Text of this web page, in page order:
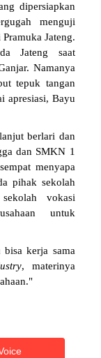
dipersiapkan
menguji
Jateng.
Jateng saat
Namanya
tepuk tangan
apresiasi, Bayu
berlari dan
dan SMKN 1
menyapa
pihak sekolah
vokasi
untuk
kerja sama
, materinya